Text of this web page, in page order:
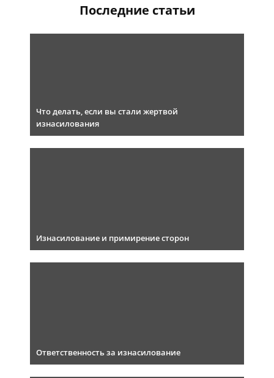
Последние статьи
Что делать, если вы стали жертвой
изнасилования
Изнасилование и примирение сторон
Ответственность за изнасилование